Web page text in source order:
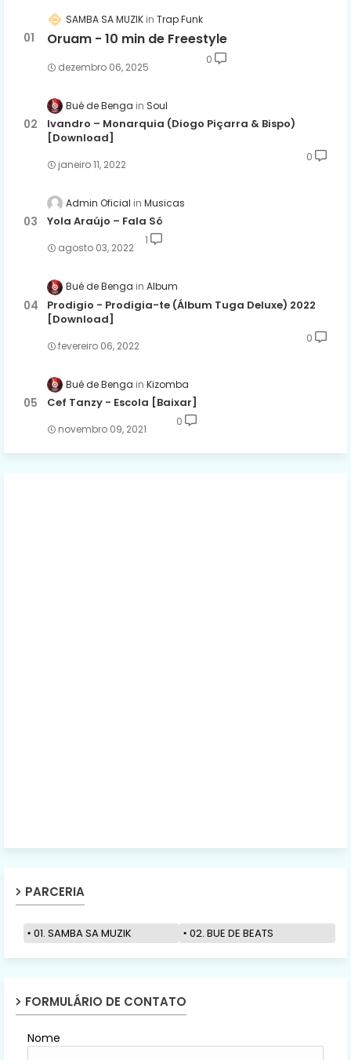
SAMBA SA MUZIK Trap Funk
Oruam - 10 min de Freestyle
dezembro 06, 2025
0
Bué de Benga Soul
Ivandro – Monarquia (Diogo Piçarra & Bispo)
[Download]
janeiro 11, 2022
0
Admin Oficial Musicas
Yola Araújo – Fala Só
agosto 03, 2022
1
Bué de Benga Album
Prodigio - Prodigia-te (Álbum Tuga Deluxe) 2022
[Download]
fevereiro 06, 2022
0
Bué de Benga Kizomba
Cef Tanzy - Escola [Baixar]
novembro 09, 2021
0
PARCERIA
01. SAMBA SA MUZIK 02. BUE DE BEATS
FORMULÁRIO DE CONTATO
Nome